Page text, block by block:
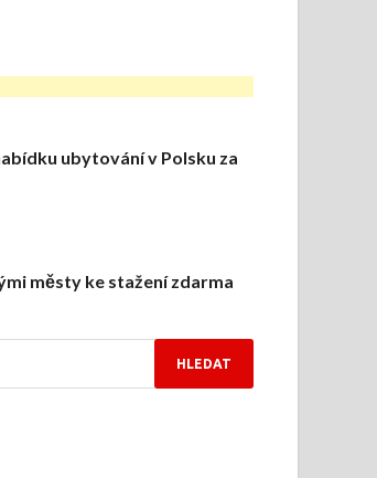
ubytování v Polsku za
městy ke stažení zdarma